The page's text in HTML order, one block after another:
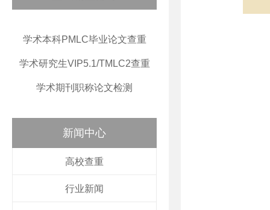
学术本科PMLC毕业论文查重
学术研究生VIP5.1/TMLC2查重
学术期刊职称论文检测
新闻中心
高校查重
行业新闻